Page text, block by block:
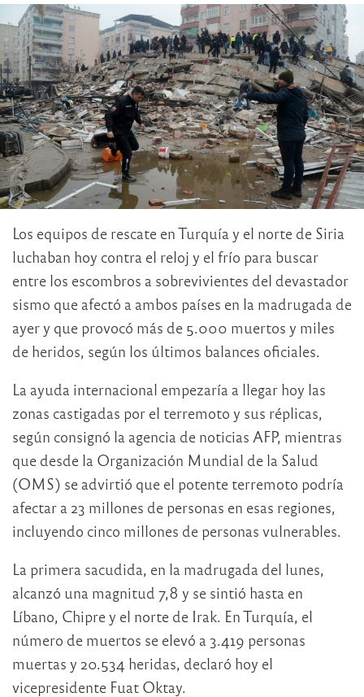
Los equipos de rescate en Turquía y el norte de Siria
luchaban hoy contra el reloj y el frío para buscar
entre los escombros a sobrevivientes del devastador
sismo que afectó a ambos países en la madrugada de
ayer y que provocó más de 5.000 muertos y miles
de heridos, según los últimos balances oficiales.
La ayuda internacional empezaría a llegar hoy las
zonas castigadas por el terremoto y sus réplicas,
según consignó la agencia de noticias AFP, mientras
que desde la Organización Mundial de la Salud
(OMS) se advirtió que el potente terremoto podría
afectar a 23 millones de personas en esas regiones,
incluyendo cinco millones de personas vulnerables.
La primera sacudida, en la madrugada del lunes,
alcanzó una magnitud 7,8 y se sintió hasta en
Líbano, Chipre y el norte de Irak. En Turquía, el
número de muertos se elevó a 3.419 personas
muertas y 20.534 heridas, declaró hoy el
vicepresidente Fuat Oktay.